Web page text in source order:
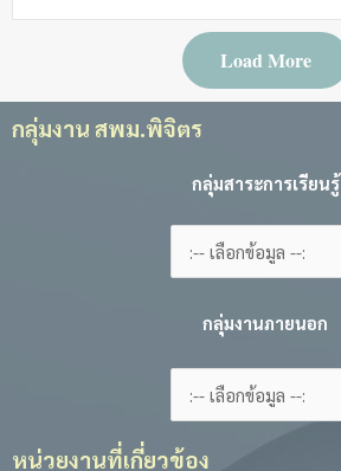
Load More
กลุ่มงาน สพม.พิจิตร
กลุ่มสาระการเรียนรู้
กลุ่มงานภายนอก
หน่วยงานที่เกี่ยวข้อง